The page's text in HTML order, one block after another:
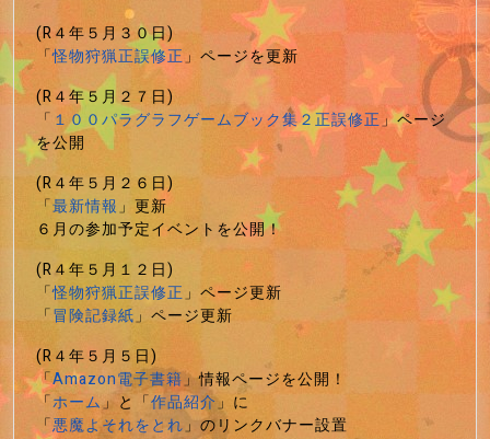
(R４年５月３０日)
「怪物狩猟正誤修正」ページを更新
(R４年５月２７日)
「 １００パラグラフゲームブック集２正誤修正」ページ
を公開
(R４年５月２６日)
「最新情報」更新
６月の参加予定イベントを公開！
(R４年５月１２日)
「怪物狩猟正誤修正」ページ更新
「冒険記録紙」ページ更新
(R４年５月５日)
「Amazon電子書籍」情報ページを公開！
「ホーム」と「作品紹介」に
「悪魔よそれをとれ」のリンクバナー設置